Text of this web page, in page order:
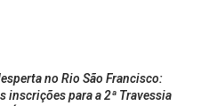
no Rio São Francisco:
inscrições para a 2ª Travessia